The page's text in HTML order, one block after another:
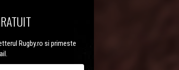
Rugby.ro si primeste